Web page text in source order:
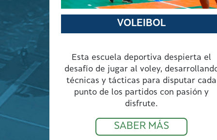
VOLEIBOL
Esta escuela deportiva despierta el
desafío de jugar al voley,
técnicas y tácticas para disputar cada
punto de los partidos con pasión y
disfrute.
SABER MÁS